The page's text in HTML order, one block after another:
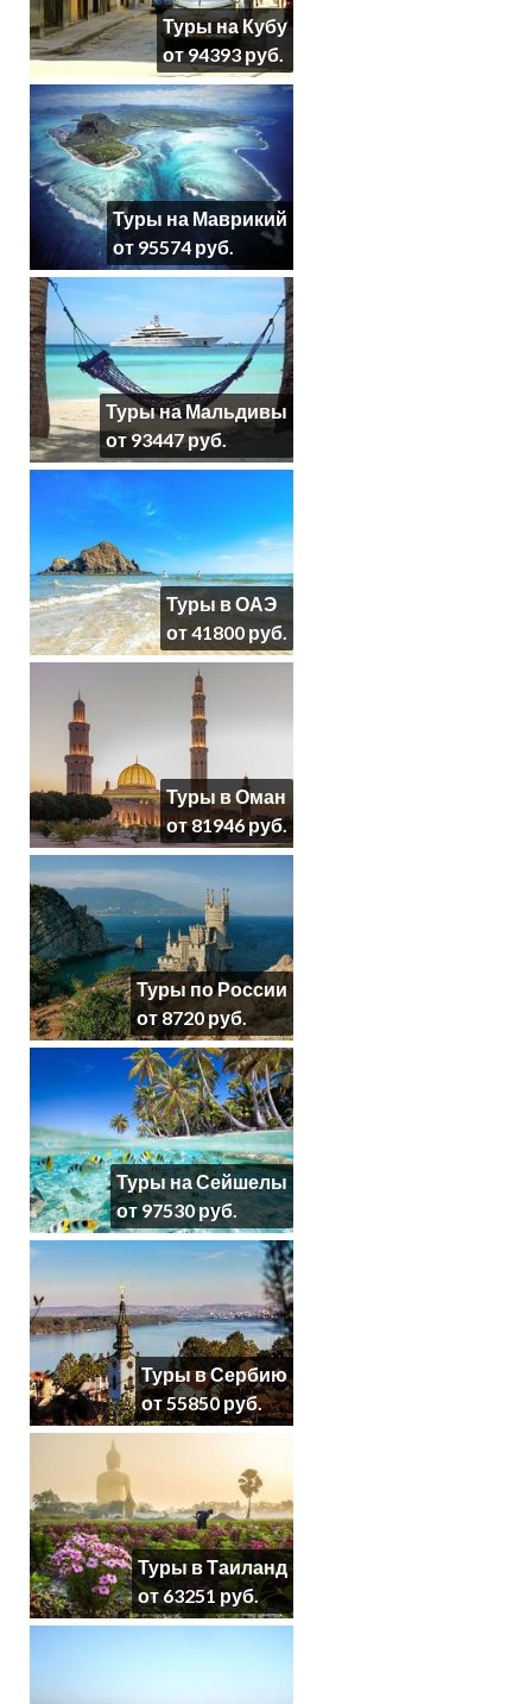
Туры на Кубу
от 94393 руб.
Туры на Маврикий
от 95574 руб.
Туры на Мальдивы
от 93447 руб.
Туры в ОАЭ
от 41800 руб.
Туры в Оман
от 81946 руб.
Туры по России
от 8720 руб.
Туры на Сейшелы
от 97530 руб.
Туры в Сербию
от 55850 руб.
Туры в Таиланд
от 63251 руб.